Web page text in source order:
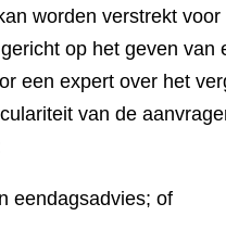
worden verstrekt voor
op het geven van
een expert over het
van de
eendagsadvies; of